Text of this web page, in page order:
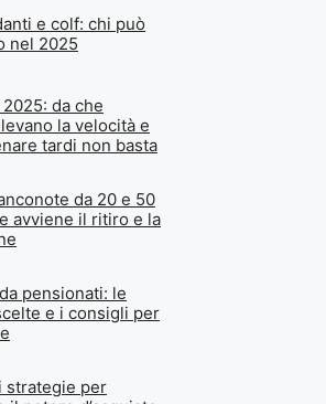
e colf: chi può
nel 2025
da che
la velocità e
tardi non basta
da 20 e 50
avviene il ritiro e la
pensionati: le
e i consigli per
strategie per